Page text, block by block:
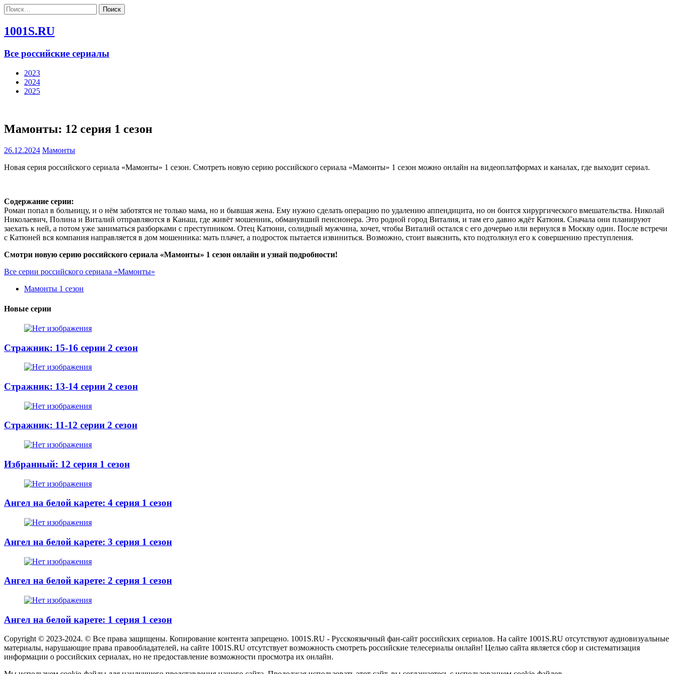
Найти:
1001S.RU
Все российские сериалы
2023
2024
2025
Мамонты: 12 серия 1 сезон
26.12.2024 Мамонты
Новая серия российского сериала «Мамонты» 1 сезон. Смотреть новую серию российского сериала «Мамонты» 1 сезон можно онлайн на видеоплатформах и каналах, где выходит сериал.
Содержание серии:
Роман попал в больницу, и о нём заботятся не только мама, но и бывшая жена. Ему нужно сделать операцию по удалению аппендицита, но он боится хирургического вмешательства. Николай
Николаевич, Полина и Виталий отправляются в Канаш, где живёт мошенник, обманувший пенсионера. Это родной город Виталия, и там его давно ждёт Катюня. Сначала они планируют
заехать к ней, а потом уже заниматься разборками с преступником. Отец Катюни, солидный мужчина, хочет, чтобы Виталий остался с его дочерью или вернулся в Москву один. После встречи
с Катюней вся компания направляется в дом мошенника: мать плачет, а подросток пытается извиниться. Возможно, стоит выяснить, кто подтолкнул его к совершению преступления.
Смотри новую серию российского сериала «Мамонты» 1 сезон онлайн и узнай подробности!
Все серии российского сериала «Мамонты»
Мамонты 1 сезон
Новые серии
Стражник: 15-16 серии 2 сезон
Стражник: 13-14 серии 2 сезон
Стражник: 11-12 серии 2 сезон
Избранный: 12 серия 1 сезон
Ангел на белой карете: 4 серия 1 сезон
Ангел на белой карете: 3 серия 1 сезон
Ангел на белой карете: 2 серия 1 сезон
Ангел на белой карете: 1 серия 1 сезон
Copyright © 2023-2024. © Все права защищены. Копирование контента запрещено. 1001S.RU - Русскоязычный фан-сайт российских сериалов. На сайте 1001S.RU отсутствуют аудиовизуальные
материалы, нарушающие права правообладателей, на сайте 1001S.RU отсутствует возможность смотреть российские телесериалы онлайн! Целью сайта является сбор и систематизация
информации о российских сериалах, но не предоставление возможности просмотра их онлайн.